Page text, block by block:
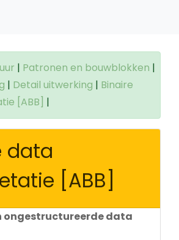
| Patronen en bouwblokken |
| Detail uitwerking | Binaire
[ABB] |
data
[ABB]
ongestructureerde data